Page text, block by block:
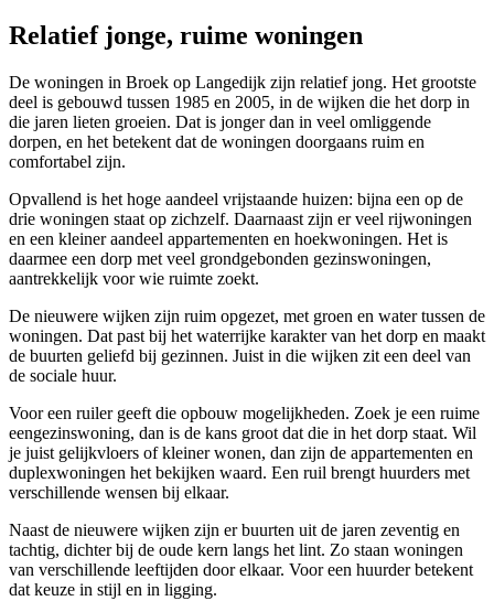
Relatief jonge, ruime woningen
De woningen in Broek op Langedijk zijn relatief jong. Het grootste
deel is gebouwd tussen 1985 en 2005, in de wijken die het dorp in
die jaren lieten groeien. Dat is jonger dan in veel omliggende
dorpen, en het betekent dat de woningen doorgaans ruim en
comfortabel zijn.
Opvallend is het hoge aandeel vrijstaande huizen: bijna een op de
drie woningen staat op zichzelf. Daarnaast zijn er veel rijwoningen
en een kleiner aandeel appartementen en hoekwoningen. Het is
daarmee een dorp met veel grondgebonden gezinswoningen,
aantrekkelijk voor wie ruimte zoekt.
De nieuwere wijken zijn ruim opgezet, met groen en water tussen de
woningen. Dat past bij het waterrijke karakter van het dorp en maakt
de buurten geliefd bij gezinnen. Juist in die wijken zit een deel van
de sociale huur.
Voor een ruiler geeft die opbouw mogelijkheden. Zoek je een ruime
eengezinswoning, dan is de kans groot dat die in het dorp staat. Wil
je juist gelijkvloers of kleiner wonen, dan zijn de appartementen en
duplexwoningen het bekijken waard. Een ruil brengt huurders met
verschillende wensen bij elkaar.
Naast de nieuwere wijken zijn er buurten uit de jaren zeventig en
tachtig, dichter bij de oude kern langs het lint. Zo staan woningen
van verschillende leeftijden door elkaar. Voor een huurder betekent
dat keuze in stijl en in ligging.